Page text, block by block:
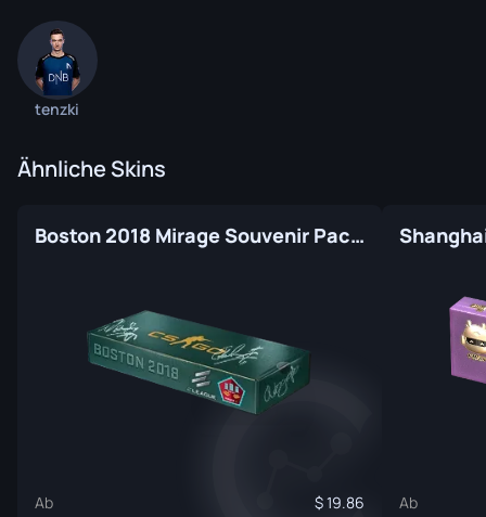
tenzki
Ähnliche Skins
Boston 2018 Mirage Souvenir Package
Ab 19.86 Ab